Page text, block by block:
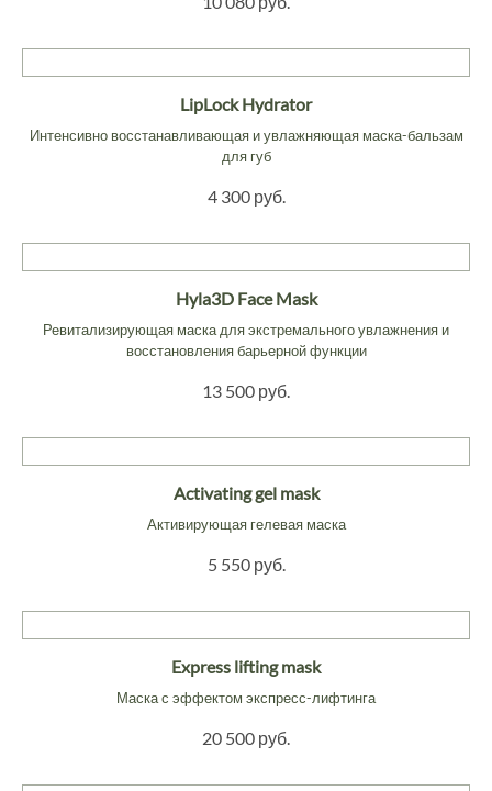
LipLock Hydrator
Интенсивно восстанавливающая и увлажняющая маска-бальзам
для губ
4 300 руб.
Hyla3D Face Mask
Ревитализирующая маска для экстремального увлажнения и
восстановления барьерной функции
13 500 руб.
Activating gel mask
Активирующая гелевая маска
5 550 руб.
Express lifting mask
Маска с эффектом экспресс-лифтинга
20 500 руб.